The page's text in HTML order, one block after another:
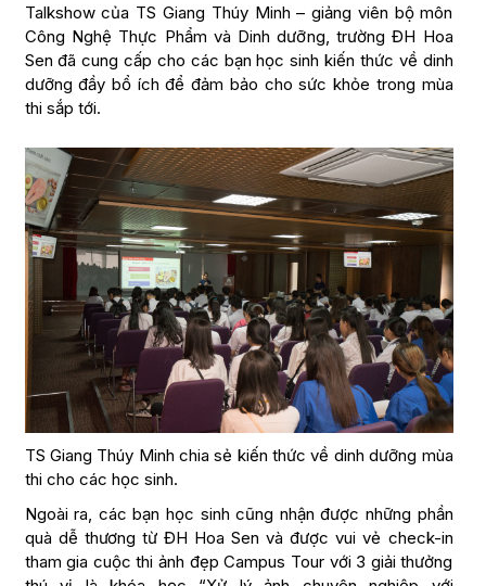
Talkshow của TS Giang Thúy Minh – giảng viên bộ môn
Công Nghệ Thực Phẩm và Dinh dưỡng, trường ĐH Hoa
Sen đã cung cấp cho các bạn học sinh kiến thức về dinh
dưỡng đầy bổ ích để đảm bảo cho sức khỏe trong mùa
thi sắp tới.
TS Giang Thúy Minh chia sẻ kiến thức về dinh dưỡng mùa
thi cho các học sinh.
Ngoài ra, các bạn học sinh cũng nhận được những phần
quà dễ thương từ ĐH Hoa Sen và được vui vẻ check-in
tham gia cuộc thi ảnh đẹp Campus Tour với 3 giải thưởng